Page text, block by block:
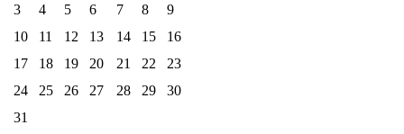
3
4 5 6 7 8
9
10
11 12 13 14 15
16
17
18 19 20 21 22
23
24
25 26 27 28 29
30
31